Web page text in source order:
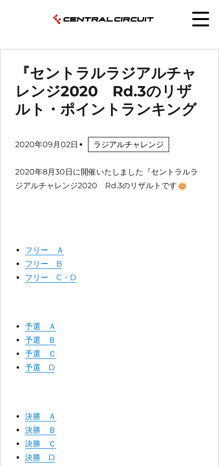
『セントラルラジアルチャ
レンジ2020 Rd.3のリザ
ルト・ポイントランキング
2020年09月02日 ラジアルチャレンジ
2020年8月30日に開催いたしました『セントラルラ
ジアルチャレンジ2020 Rd.3のリザルトです
フリー Ａ
フリー B
フリー C・D
予選 Ａ
予選 Ｂ
予選 Ｃ
予選 D
決勝 Ａ
決勝 Ｂ
決勝 Ｃ
決勝 D